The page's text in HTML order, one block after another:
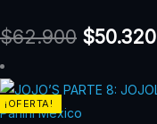
$62.900 $50.320
¡OFERTA!
Panini México